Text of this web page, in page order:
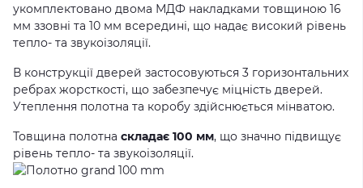
укомплектовано двома МДФ накладками товщиною 16
мм ззовні та 10 мм всередині, що надає високий рівень
тепло- та звукоізоляції.
В конструкції дверей застосовуються 3 горизонтальних
ребрах жорсткості, що забезпечує міцність дверей.
Утеплення полотна та коробу здійснюється мінватою.
Товщина полотна складає 100 мм, що значно підвищує
рівень тепло- та звукоізоляції.